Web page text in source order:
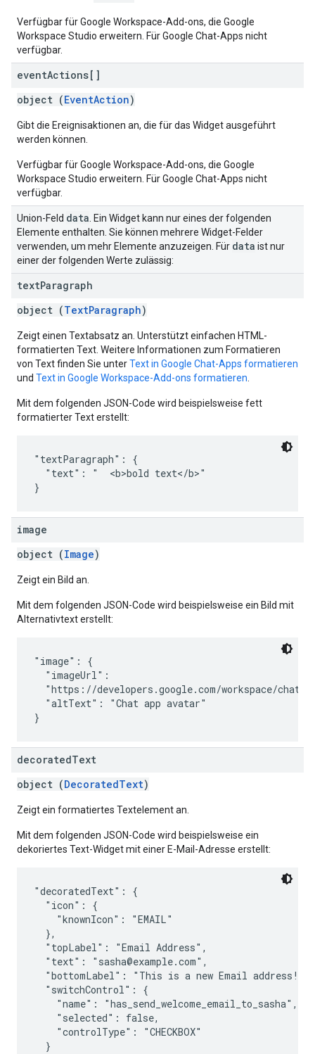
Verfügbar für Google Workspace-Add-ons, die Google
Workspace Studio erweitern. Für Google Chat-Apps nicht
verfügbar.
eventActions[]
object (EventAction)
Gibt die Ereignisaktionen an, die für das Widget ausgeführt
werden können.
Verfügbar für Google Workspace-Add-ons, die Google
Workspace Studio erweitern. Für Google Chat-Apps nicht
verfügbar.
Union-Feld data . Ein Widget kann nur eines der folgenden
Elemente enthalten. Sie können mehrere Widget-Felder
verwenden, um mehr Elemente anzuzeigen. Für data ist nur
einer der folgenden Werte zulässig:
textParagraph
object (TextParagraph)
Zeigt einen Textabsatz an. Unterstützt einfachen HTML-
formatierten Text. Weitere Informationen zum Formatieren
von Text finden Sie unterText in Google Chat-Apps formatieren
und Text in Google Workspace-Add-ons formatieren
Mit dem folgenden JSON-Code wird beispielsweise fett
formatierter Text erstellt:
"textParagraph": {
  "text": "  <b>bold text</b>"
image
object (Image)
Zeigt ein Bild an.
Mit dem folgenden JSON-Code wird beispielsweise ein Bild mit
Alternativtext erstellt:
"image": {
  "imageUrl":
"https://developers.google.com/workspace/chat/
  "altText": "Chat app avatar"
decoratedText
object (DecoratedText)
Zeigt ein formatiertes Textelement an.
Mit dem folgenden JSON-Code wird beispielsweise ein
dekoriertes Text-Widget mit einer E-Mail-Adresse erstellt:
"decoratedText": {
  "icon": {
    "knownIcon": "EMAIL"
  },
  "topLabel": "Email Address",
  "text": "sasha@example.com",
  "bottomLabel": "This is a new Email address!",
  "switchControl": {
    "name": "has_send_welcome_email_to_sasha",
    "selected": false,
    "controlType": "CHECKBOX"
  }